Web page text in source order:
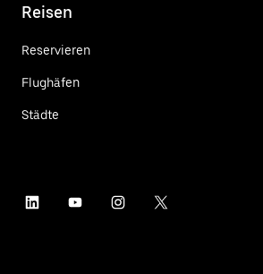
Reisen
Reservieren
Flughäfen
Städte